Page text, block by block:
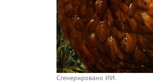
Сгенерировано ИИ.